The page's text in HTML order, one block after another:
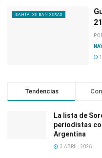
BAHÍA DE BANDERAS
Tendencias
La lista de
periodistas
Argentina
3 ABRIL, 2026